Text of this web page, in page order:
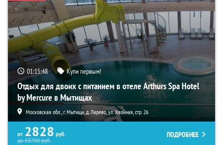
01:15:46 Купи первым!
Отдых для двоих с питанием в отеле Arthurs Spa Hotel
by Mercure в Мытищах
Московская обл., г. Мытищи, д. Ларево, ул. Хвойная, стр. 26
от 2828 руб.
до65700руб.
ПОДРОБНЕЕ